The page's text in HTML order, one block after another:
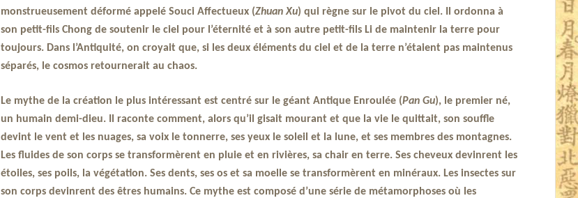
monstrueusement déformé appelé Souci Affectueux (Zhuan Xu) qui règne sur le pivot du ciel. Il ordonna à
son petit-fils Chong de soutenir le ciel pour l’éternité et à son autre petit-fils Li de maintenir la terre pour
toujours. Dans l’Antiquité, on croyait que, si les deux éléments du ciel et de la terre n’étaient pas maintenus
séparés, le cosmos retournerait au chaos.
Le mythe de la création le plus intéressant est centré sur le géant Antique Enroulée (Pan Gu), le premier né,
un humain demi-dieu. Il raconte comment, alors qu’il gisait mourant et que la vie le quittait, son souffle
devint le vent et les nuages, sa voix le tonnerre, ses yeux le soleil et la lune, et ses membres des montagnes.
Les fluides de son corps se transformèrent en pluie et en rivières, sa chair en terre. Ses cheveux devinrent les
étoiles, ses poils, la végétation. Ses dents, ses os et sa moelle se transformèrent en minéraux. Les insectes sur
son corps devinrent des êtres humains. Ce mythe est composé d’une série de métamorphoses où les